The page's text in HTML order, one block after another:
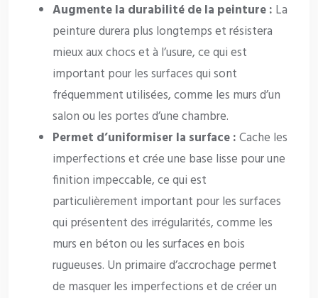
Augmente la durabilité de la peinture : La
peinture durera plus longtemps et résistera
mieux aux chocs et à l’usure, ce qui est
important pour les surfaces qui sont
fréquemment utilisées, comme les murs d’un
salon ou les portes d’une chambre.
Permet d’uniformiser la surface :Cache les
imperfections et crée une base lisse pour une
finition impeccable, ce qui est
particulièrement important pour les surfaces
qui présentent des irrégularités, comme les
murs en béton ou les surfaces en bois
rugueuses. Un primaire d’accrochage permet
de masquer les imperfections et de créer un